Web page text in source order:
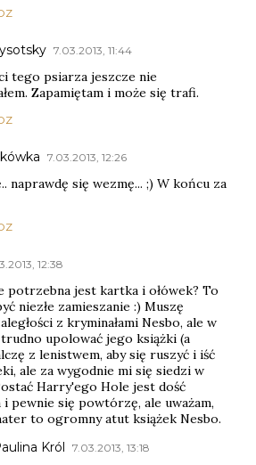
7.03.2013, 11:44
tego psiarza jeszcze nie
Zapamiętam i może się trafi.
7.03.2013, 12:26
naprawdę się wezmę... ;) W końcu za
12:38
potrzebna jest kartka i ołówek? To
niezłe zamieszanie :) Muszę
z kryminałami Nesbo, ale w
upolować jego książki (a
z lenistwem, aby się ruszyć i iść
ale za wygodnie mi się siedzi w
Harry'ego Hole jest dość
pewnie się powtórzę, ale uważam,
to ogromny atut książek Nesbo.
Król 7.03.2013, 13:18